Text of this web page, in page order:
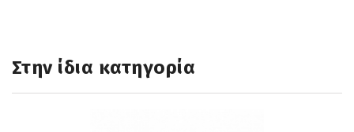
Στην ίδια κατηγορία